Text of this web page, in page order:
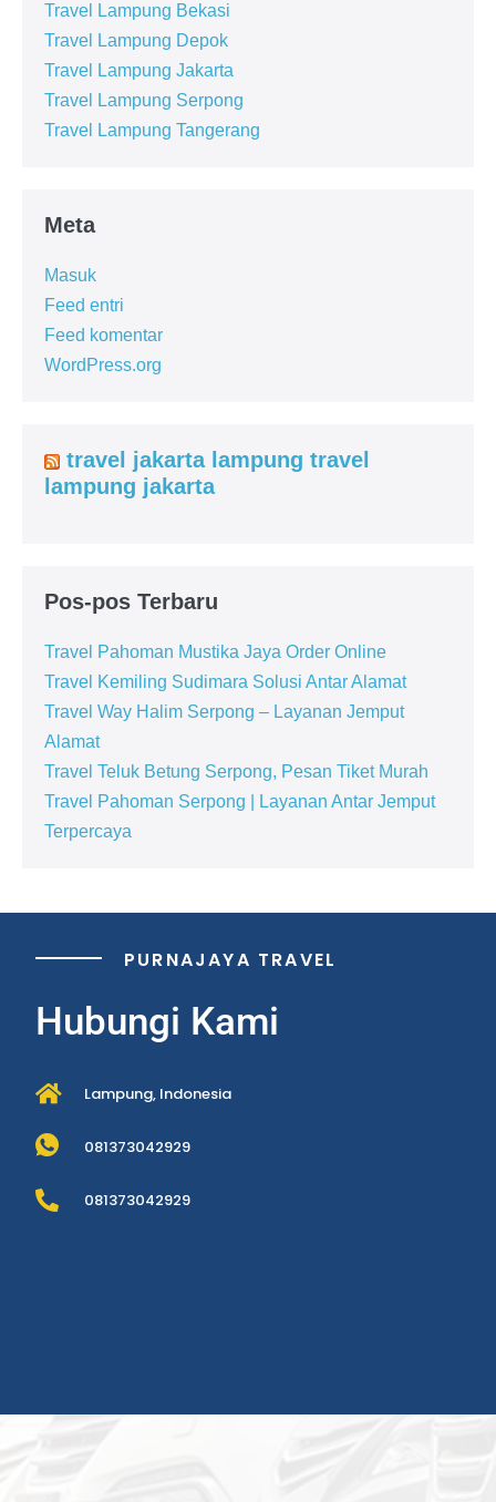
Travel Lampung Bekasi
Travel Lampung Depok
Travel Lampung Jakarta
Travel Lampung Serpong
Travel Lampung Tangerang
Meta
Masuk
Feed entri
Feed komentar
WordPress.org
travel jakarta lampung travel
lampung jakarta
Pos-pos Terbaru
Travel Pahoman Mustika Jaya Order Online
Travel Kemiling Sudimara Solusi Antar Alamat
Travel Way Halim Serpong – Layanan Jemput
Alamat
Travel Teluk Betung Serpong, Pesan Tiket Murah
Travel Pahoman Serpong | Layanan Antar Jemput
Terpercaya
PURNAJAYA TRAVEL
Hubungi Kami
Lampung, Indonesia
081373042929
081373042929